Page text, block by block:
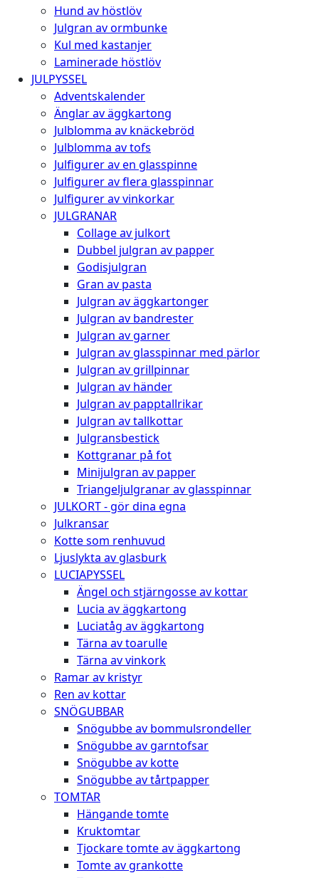
Hund av höstlöv
Julgran av ormbunke
Kul med kastanjer
Laminerade höstlöv
JULPYSSEL
Adventskalender
Änglar av äggkartong
Julblomma av knäckebröd
Julblomma av tofs
Julfigurer av en glasspinne
Julfigurer av flera glasspinnar
Julfigurer av vinkorkar
JULGRANAR
Collage av julkort
Dubbel julgran av papper
Godisjulgran
Gran av pasta
Julgran av äggkartonger
Julgran av bandrester
Julgran av garner
Julgran av glasspinnar med pärlor
Julgran av grillpinnar
Julgran av händer
Julgran av papptallrikar
Julgran av tallkottar
Julgransbestick
Kottgranar på fot
Minijulgran av papper
Triangeljulgranar av glasspinnar
JULKORT - gör dina egna
Julkransar
Kotte som renhuvud
Ljuslykta av glasburk
LUCIAPYSSEL
Ängel och stjärngosse av kottar
Lucia av äggkartong
Luciatåg av äggkartong
Tärna av toarulle
Tärna av vinkork
Ramar av kristyr
Ren av kottar
SNÖGUBBAR
Snögubbe av bommulsrondeller
Snögubbe av garntofsar
Snögubbe av kotte
Snögubbe av tårtpapper
TOMTAR
Hängande tomte
Kruktomtar
Tjockare tomte av äggkartong
Tomte av grankotte